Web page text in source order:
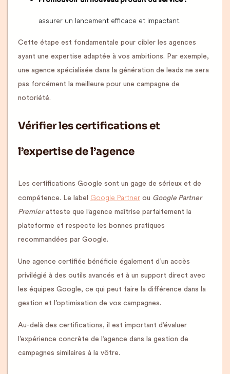
assurer un lancement efficace et impactant.
Cette étape est fondamentale pour cibler les agences
ayant une expertise adaptée à vos ambitions. Par exemple,
une agence spécialisée dans la génération de leads ne sera
pas forcément la meilleure pour une campagne de
notoriété.
Vérifier les certifications et
l’expertise de l’agence
Les certifications Google sont un gage de sérieux et de
compétence. Le label Google Partner ou Google Partner
Premieratteste que l’agence maîtrise parfaitement la
plateforme et respecte les bonnes pratiques
recommandées par Google.
Une agence certifiée bénéficie également d’un accès
privilégié à des outils avancés et à un support direct avec
les équipes Google, ce qui peut faire la différence dans la
gestion et l’optimisation de vos campagnes.
Au-delà des certifications, il est important d’évaluer
l’expérience concrète de l’agence dans la gestion de
campagnes similaires à la vôtre.